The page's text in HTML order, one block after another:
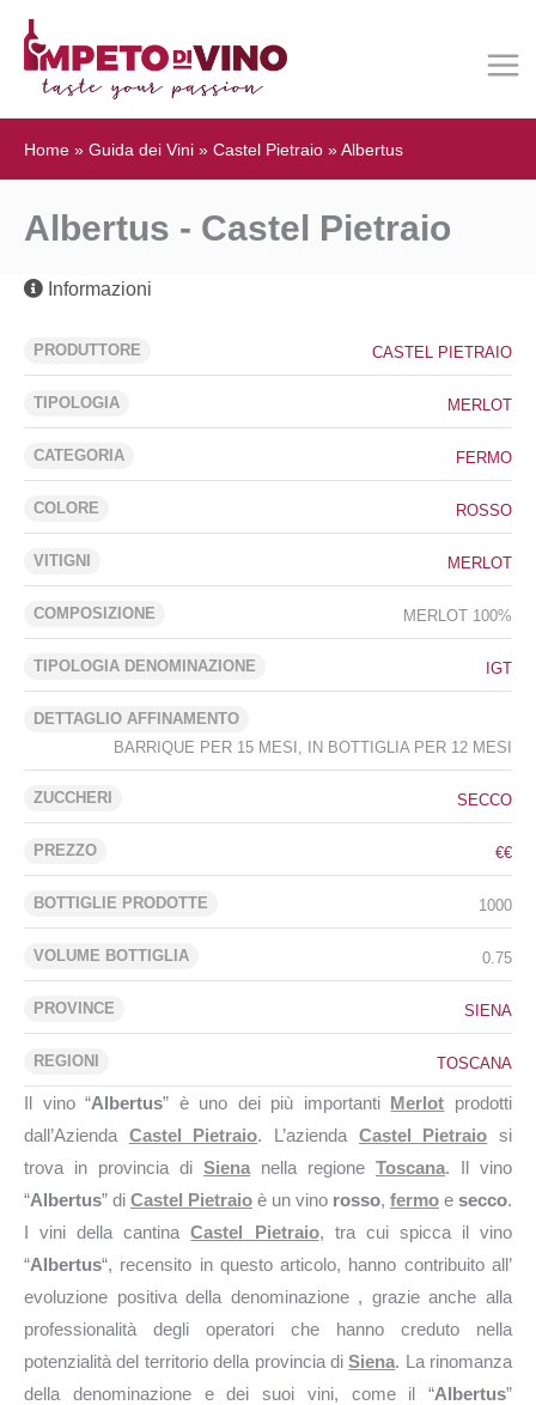
Home » Guida dei Vini » Castel Pietraio »Albertus
Albertus - Castel Pietraio
Informazioni
PRODUTTORE CASTEL PIETRAIO
TIPOLOGIA MERLOT
CATEGORIA FERMO
COLORE ROSSO
VITIGNI MERLOT
COMPOSIZIONE MERLOT 100%
TIPOLOGIA DENOMINAZIONE IGT
DETTAGLIO AFFINAMENTO
BARRIQUE PER 15 MESI, IN BOTTIGLIA PER 12 MESI
ZUCCHERI SECCO
PREZZO €€
BOTTIGLIE PRODOTTE 1000
VOLUME BOTTIGLIA 0.75
PROVINCE SIENA
REGIONI TOSCANA
Il vino “Albertus” è uno dei più importanti Merlot prodotti
dall’Azienda Castel Pietraio. L’azienda Castel Pietraio si
trova in provincia di Siena nella regione Toscana. Il vino
“Albertus” di Castel Pietraio è un vino rosso, fermo e secco.
I vini della cantinaCastel Pietraio, tra cui spicca il vino
“Albertus“, recensito in questo articolo, hanno contribuito all’
evoluzione positiva della denominazione , grazie anche alla
professionalità degli operatori che hanno creduto nella
potenzialità del territorio della provincia diSiena. La rinomanza
della denominazione e dei suoi vini, come il “Albertus”